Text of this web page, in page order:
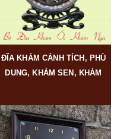
ĐĨA KHẢM CẢNH TÍCH, PHÙ
DUNG, KHẢM SEN, KHẢM